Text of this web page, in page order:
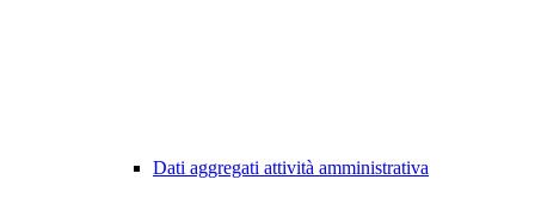
Dati aggregati attività amministrativa